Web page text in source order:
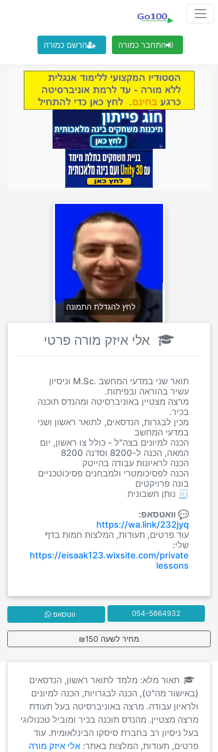
התחבר כמורה הרשם כמורה
לחץ להגדלת התמונה
אלי איזק מורה פרטי
תואר שני במדעי המחשב .M.Sc וניסיון
עשיר בהוראה ובפיתוח.
מרצה מצטיין באוניברסיטה ומהנדס תוכנה
בכיר.
מכין לבגרות, הנדסאים, לתואר ראשון ושני
במדעי המחשב
הכנה למיונים בצה"ל - כולל צו ראשון, יום
המאה, הכנה ל-8200 וסדנה 8200
הכנה לראיונות עבודה בהייטק
הכנה לפסיכומטרי ולמבחנים פסיכוטכניים
בונה פרויקטים
🧾 נותן חשבונית
💬 וואטסאפ:
https://wa.link/232jyq
עוד פרטים, תעודות, המלצות חמות בדף
שלי:
https://eisaak123.wixsite.com/private
lessons
054-5664932 ווטסאפ
מחיר לשעה ₪150
תאור מלא: מלמד לתואר ראשון, הנדסאים
(באישור מה"ט), הכנה לבגרויות, הכנה למיונים
ולראיון עבודה. מרצה באוניברסיטה בעל תעודת
מרצה מצטיין. מהנדס תוכנה בכיר ומוביל טכנולוגי
בעל ניסיון רב בחברת סיסקו הבינלאומית. עוד
פרטים, תעודות, המלצות באתר: אלי איזק מורה